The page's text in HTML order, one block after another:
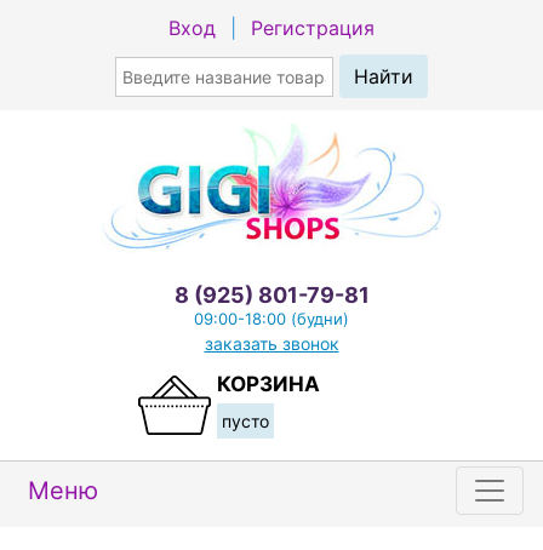
Вход Регистрация
8 (925) 801-79-81
09:00-18:00 (будни)
заказать звонок
КОРЗИНА
пусто
Меню